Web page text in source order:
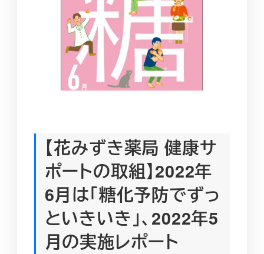
【花みずき薬局 健康サ
ポートの取組】2022年
6月は「糖化予防でずっ
といきいき」、2022年5
月の実施レポート